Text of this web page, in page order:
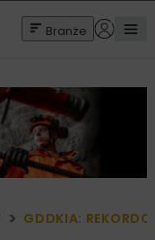
Branże
GDDKIA: